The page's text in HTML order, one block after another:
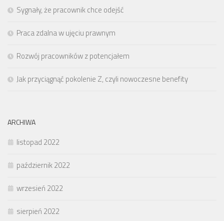
Sygnały, że pracownik chce odejść
Praca zdalna w ujęciu prawnym
Rozwój pracowników z potencjałem
Jak przyciągnąć pokolenie Z, czyli nowoczesne benefity
ARCHIWA
listopad 2022
październik 2022
wrzesień 2022
sierpień 2022